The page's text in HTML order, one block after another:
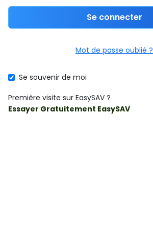
Se connecter
Mot de passe oublié ?
Se souvenir de moi
Première visite sur EasySAV ?
Essayer Gratuitement EasySAV